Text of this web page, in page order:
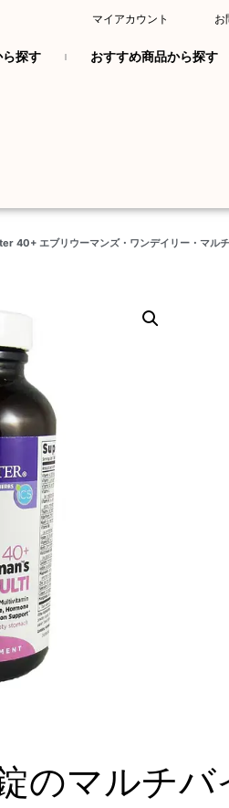
マイアカウント お
ら探す おすすめ商品から探す
40+ エブリウーマンズ・ワンデイリー・マルチ
のマルチ